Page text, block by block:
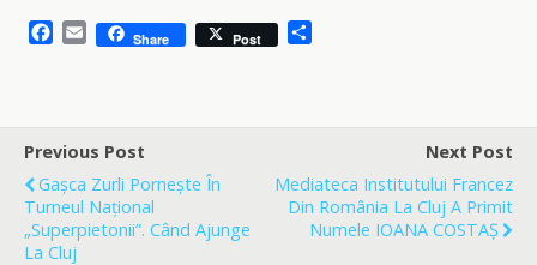
b
o
o
k
E
l
Share Post
e
Previous Post
Gașca Zurli Pornește În
Turneul Național
„Superpietonii”. Când Ajunge
La Cluj
Next Post
Mediateca Institutului Francez
Din România La Cluj A Primit
Numele IOANA COSTAȘ